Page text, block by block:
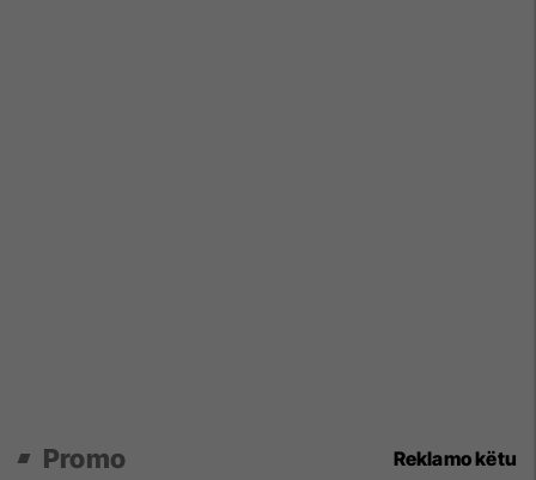
Promo Reklamo këtu